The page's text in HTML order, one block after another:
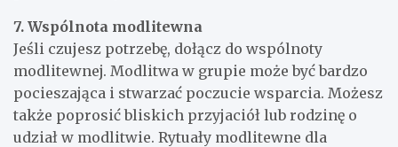
7. Wspólnota modlitewna
Jeśli czujesz potrzebę, dołącz do wspólnoty
modlitewnej. Modlitwa w grupie może być bardzo
pocieszająca i stwarzać poczucie wsparcia. Możesz
także poprosić bliskich przyjaciół lub rodzinę o
udział w modlitwie. Rytuały modlitewne dla